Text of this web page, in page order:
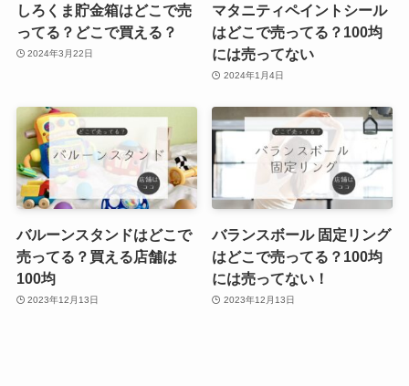
しろくま貯金箱はどこで売
ってる？どこで買える？
2024年3月22日
マタニティペイントシール
はどこで売ってる？100均
には売ってない
2024年1月4日
バルーンスタンドはどこで
売ってる？買える店舗は
100均
2023年12月13日
バランスボール 固定リング
はどこで売ってる？100均
には売ってない！
2023年12月13日